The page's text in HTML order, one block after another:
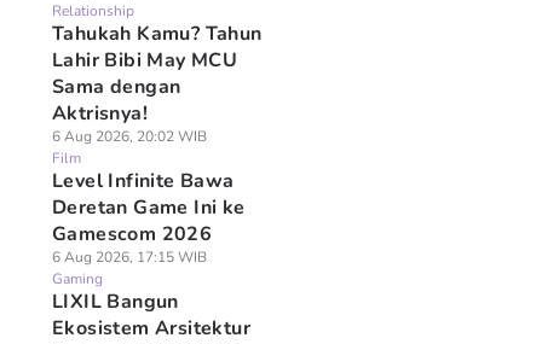
Relationship
Tahukah Kamu? Tahun
Lahir Bibi May MCU
Sama dengan
Aktrisnya!
6 Aug 2026, 20:02 WIB
Film
Level Infinite Bawa
Deretan Game Ini ke
Gamescom 2026
6 Aug 2026, 17:15 WIB
Gaming
LIXIL Bangun
Ekosistem Arsitektur